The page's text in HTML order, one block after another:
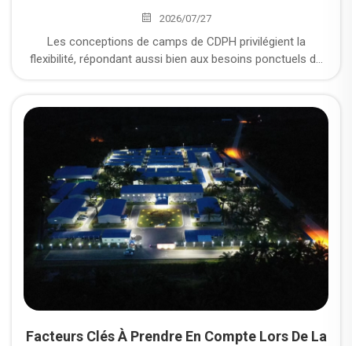
2026/07/27
Les conceptions de camps de CDPH privilégient la
flexibilité, répondant aussi bien aux besoins ponctuels de
afin de s’adapter à une demande croissante, tout en
préservant une haute efficacité opérationnelle. Sélection
de logements modulaires dans les secteurs de l’énergie et
de l’exploitation minière : une logique pratique de sélection,
allant de « l’espace de vie » à « la résistance aux conditions
de travail »
Facteurs Clés À Prendre En Compte Lors De La